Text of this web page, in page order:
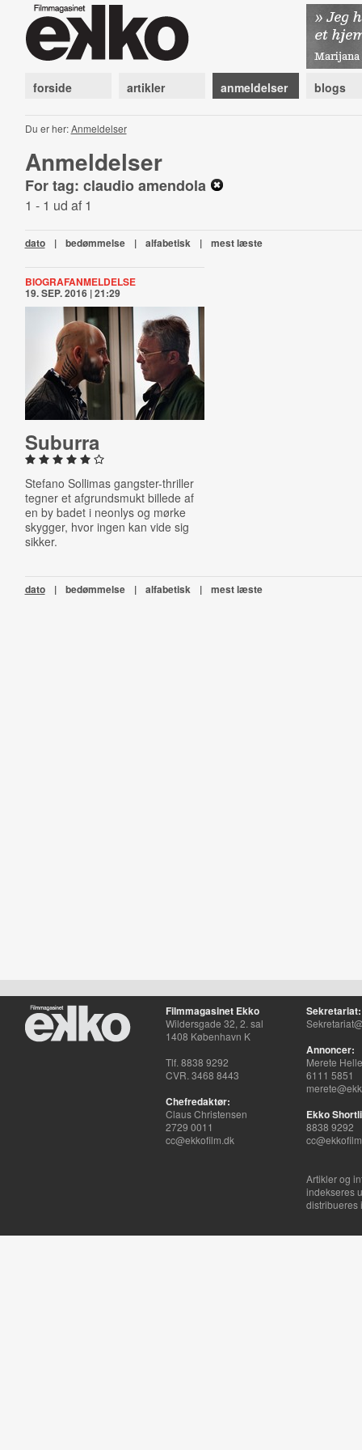
forside artikler anmeldelser blogs
Du er her:Anmeldelser
Anmeldelser
For tag: claudio amendola
1 - 1 ud af 1
dato | bedømmelse | alfabetisk | mest læste
BIOGRAFANMELDELSE
19. SEP. 2016 | 21:29
Suburra
Stefano Sollimas gangster-thriller
tegner et afgrundsmukt billede af
en by badet i neonlys og mørke
skygger, hvor ingen kan vide sig
sikker.
dato | bedømmelse | alfabetisk | mest læste
Filmmagasinet Ekko
Wildersgade 32, 2. sal
1408 København K
Tlf. 8838 9292
CVR. 3468 8443
Chefredaktør:
Claus Christensen
2729 0011
cc@ekkofilm.dk
Sekretariat:
Annoncer:
Merete
6111 5851
Ekko
8838 9292
Artikler og
indekseres
distribueres